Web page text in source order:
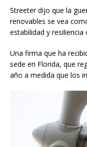
Streeter dijo que la
renovables se vea
estabilidad y
Una firma que ha
sede en Florida, que
año a medida que los